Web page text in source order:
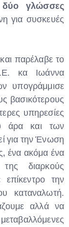
δύο γλώσσες
για συσκευές
παρέλαβε το
κα Ιωάννα
υπογράμμισε
βασικότερους
υπηρεσίες
άρα και των
για την Ένωση
ένα ακόμα ένα
διαρκούς
την
καταναλωτή.
αλλά να